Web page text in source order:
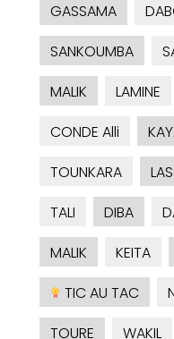
GASSAMA
SANKOUMBA
MALIK
LAMINE
CONDE Alli
TOUNKARA
TALI
DIBA
MALIK
KEITA
TIC AU TAC
TOURE
WAKIL